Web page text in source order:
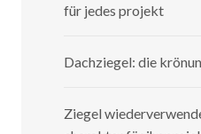
für jedes projekt
Dachziegel: die
Ziegel